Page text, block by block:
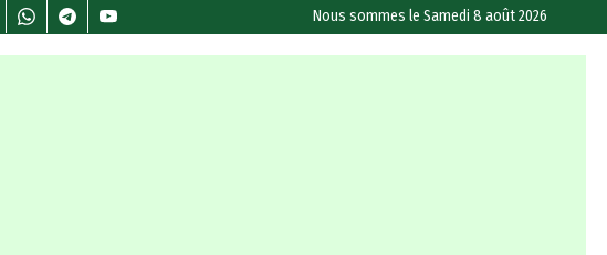
Nous sommes leSamedi 8 août 2026